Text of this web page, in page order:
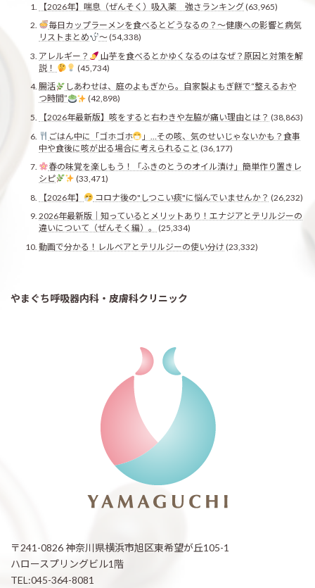
【2026年】喘息（ぜんそく）吸入薬 強さランキング(63,965)
毎日カップラーメンを食べるとどうなるの？〜健康への影響と病気
リストまとめ
〜(54,338)
アレルギー？
山芋を食べるとかゆくなるのはなぜ？原因と対策を解
説！
(45,734)
腸活
しあわせは、庭のよもぎから。自家製よもぎ餅で“整えるおや
つ時間”
(42,898)
【2026年最新版】咳をすると右わきや左脇が痛い理由とは？ (38,863)
ごはん中に「ゴホゴホ
」…その咳、気のせいじゃないかも？食事
中や食後に咳が出る場合に考えられること (36,177)
春の味覚を楽しもう！「ふきのとうのオイル漬け」簡単作り置きレ
シピ
(33,471)
【2026年】
コロナ後の"しつこい痰"に悩んでいませんか？ (26,232)
2026年最新版｜知っているとメリットあり！エナジアとテリルジーの
違いについて（ぜんそく編）。
(25,334)
動画で分かる！レルベアとテリルジーの使い分け (23,332)
やまぐち呼吸器内科・皮膚科クリニック
〒241-0826 神奈川県横浜市旭区東希望が丘105-1
ハロースプリングビル1階
TEL:045-364-8081